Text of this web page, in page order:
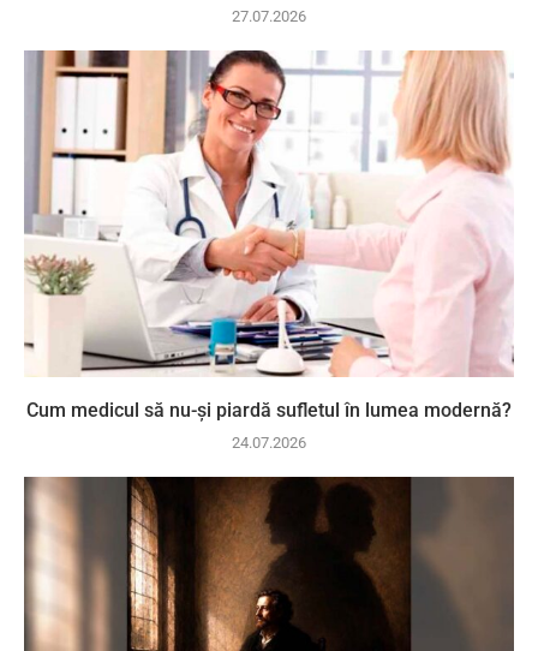
27.07.2026
Cum medicul să nu-și piardă sufletul în lumea modernă?
24.07.2026